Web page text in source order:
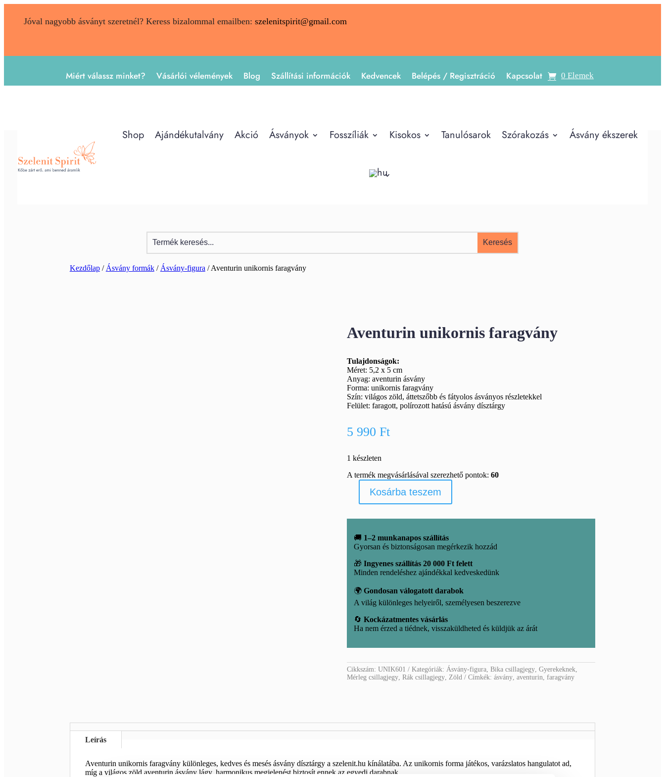
Jóval nagyobb ásványt szeretnél? Keress bizalommal emailben: szelenitspirit@gmail.com
Miért válassz minket? Vásárlói vélemények Blog Szállítási információk Kedvencek Belépés / Regisztráció Kapcsolat 0 Elemek
Shop Ajándékutalvány Akció Ásványok Fosszíliák Kisokos Tanulósarok Szórakozás Ásvány ékszerek
Kezdőlap/ Ásvány formák/ Ásvány-figura / Aventurin unikornis faragvány
Aventurin unikornis faragvány
Tulajdonságok:
Méret: 5,2 x 5 cm
Anyag: aventurin ásvány
Forma: unikornis faragvány
Szín: világos zöld, áttetszőbb és fátyolos ásványos részletekkel
Felület: faragott, polírozott hatású ásvány dísztárgy
5 990Ft
1 készleten
A termék megvásárlásával szerezhető pontok:60
Aventurin
unikornis
Kosárba teszem
🚚 1–2 munkanapos szállítás
Gyorsan és biztonságosan megérkezik hozzád
🎁Ingyenes szállítás 20 000 Ft felett
Minden rendeléshez ajándékkal kedveskedünk
🌍Gondosan válogatott darabok
A világ különleges helyeiről, személyesen beszerezve
🔄Kockázatmentes vásárlás
Ha nem érzed a tiédnek, visszaküldheted és küldjük az árát
Cikkszám:UNIK601 Kategóriák:Ásvány-figura,Bika csillagjegy,Gyerekeknek,
Mérleg csillagjegy,Rák csillagjegy,Zöld Címkék:ásvány,aventurin,faragvány
Leírás
Aventurin unikornis faragvány különleges, kedves és mesés ásvány dísztárgy a szelenit.hu kínálatába. Az unikornis forma játékos, varázslatos hangulatot ad,
míg a világos zöld aventurin ásvány lágy, harmonikus megjelenést biztosít ennek az egyedi darabnak.